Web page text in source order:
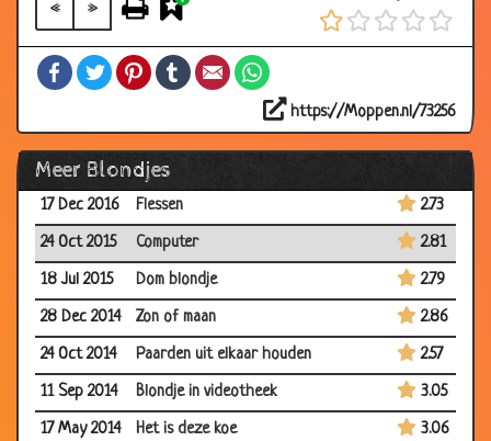
« »
FacebookTwitterPinterestTumblrEmail
https://Moppen.nl/73256
Meer Blondjes
Pizza
2.91
31 Jul 2017
Disco-teek
29 May 2017
Cadeau
27 Mar 2017
In de put
3.07
24 Dec 2016
EHBO doos
17 Dec 2016
Flessen
2.73
24 Oct 2015
Computer
2.81
18 Jul 2015
Dom blondje
2.79
28 Dec 2014
Zon of maan
2.86
24 Oct 2014
Paarden uit elkaar houden
2.57
11 Sep 2014
Blondje in videotheek
3.05
17 May 2014
Het is deze koe
3.06